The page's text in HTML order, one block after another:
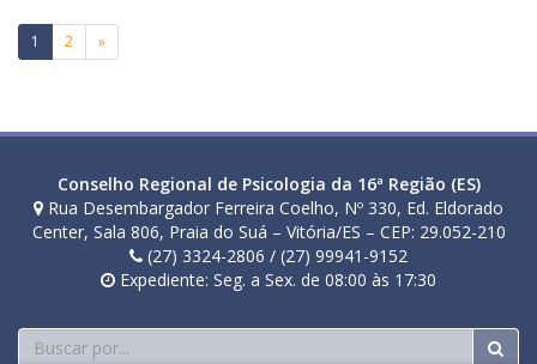
o
z
t
Paginação
posts
1 2 »
Conselho Regional de Psicologia da 16ª Região (ES)
Rua Desembargador Ferreira Coelho, Nº 330, Ed. Eldorado
Center, Sala 806, Praia do Suá – Vitória/ES – CEP: 29.052-210
(27) 3324-2806 / (27) 99941-9152
Expediente: Seg. a Sex. de 08:00 às 17:30
Buscar